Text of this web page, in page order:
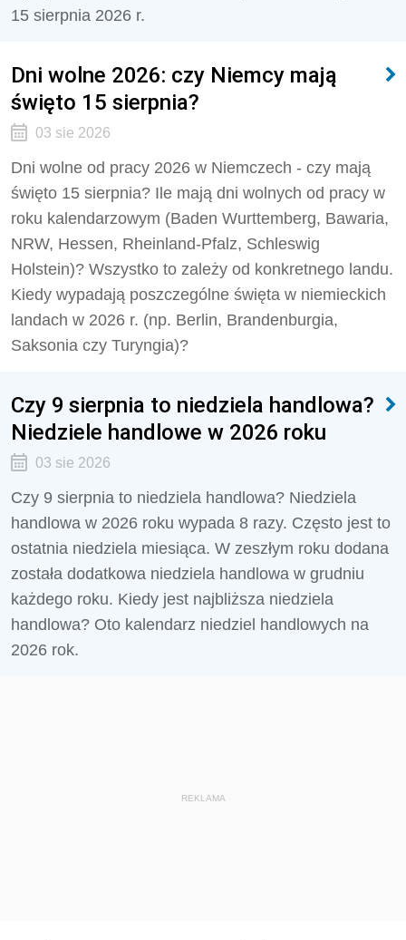
15 sierpnia 2026 r.
Dni wolne 2026: czy Niemcy mają
święto 15 sierpnia?
03 sie 2026
Dni wolne od pracy 2026 w Niemczech - czy mają
święto 15 sierpnia? Ile mają dni wolnych od pracy w
roku kalendarzowym (Baden Wurttemberg, Bawaria,
NRW, Hessen, Rheinland-Pfalz, Schleswig
Holstein)? Wszystko to zależy od konkretnego landu.
Kiedy wypadają poszczególne święta w niemieckich
landach w 2026 r. (np. Berlin, Brandenburgia,
Saksonia czy Turyngia)?
Czy 9 sierpnia to niedziela handlowa?
Niedziele handlowe w 2026 roku
03 sie 2026
Czy 9 sierpnia to niedziela handlowa? Niedziela
handlowa w 2026 roku wypada 8 razy. Często jest to
ostatnia niedziela miesiąca. W zeszłym roku dodana
została dodatkowa niedziela handlowa w grudniu
każdego roku. Kiedy jest najbliższa niedziela
handlowa? Oto kalendarz niedziel handlowych na
2026 rok.
REKLAMA